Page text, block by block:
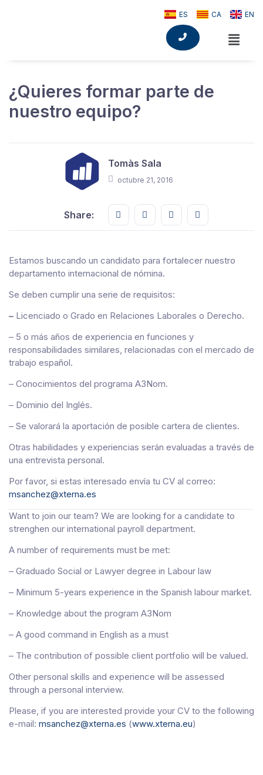
ES CA EN
¿Quieres formar parte de
nuestro equipo?
Tomàs Sala
octubre 21, 2016
Share: Share this on FaceBook
Share this on Twitter
Share this on GMail
Share this on
Estamos buscando un candidato para fortalecer nuestro
departamento internacional de nómina.
Se deben cumplir una serie de requisitos:
– Licenciado o Grado en Relaciones Laborales o Derecho.
– 5 o más años de experiencia en funciones y
responsabilidades similares, relacionadas con el mercado de
trabajo español.
– Conocimientos del programa A3Nom.
– Dominio del Inglés.
– Se valorará la aportación de posible cartera de clientes.
Otras habilidades y experiencias serán evaluadas a través de
una entrevista personal.
Por favor, si estas interesado envía tu CV al correo:
msanchez@xterna.es
Want to join our team? We are looking for a candidate to
strenghen our international payroll department.
A number of requirements must be met:
– Graduado Social or Lawyer degree in Labour law
– Minimum 5-years experience in the Spanish labour market.
– Knowledge about the program A3Nom
– A good command in English as a must
– The contribution of possible client portfolio will be valued.
Other personal skills and experience will be assessed
through a personal interview.
Please, if you are interested provide your CV to the following
e-mail: msanchez@xterna.es (www.xterna.eu)